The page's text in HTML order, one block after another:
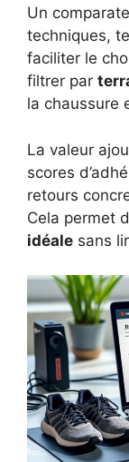
Un
techniques,
faciliter le
filtrer par
la chaussure
La valeur
scores
retours
Cela permet
idéale sans